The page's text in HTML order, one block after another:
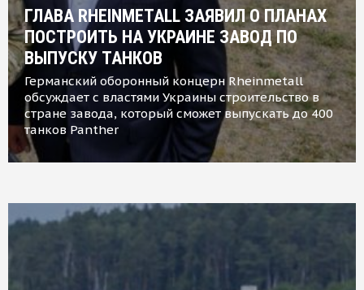
ГЛАВА RHEINMETALL ЗАЯВИЛ О ПЛАНАХ
ПОСТРОИТЬ НА УКРАИНЕ ЗАВОД ПО
ВЫПУСКУ ТАНКОВ
Германский оборонный концерн Rheinmetall
обсуждает с властями Украины строительство в
стране завода, который сможет выпускать до 400
танков Panther